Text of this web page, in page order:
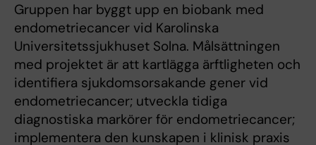
Gruppen har byggt upp en biobank med
endometriecancer vid Karolinska
Universitetssjukhuset Solna. Målsättningen
med projektet är att kartlägga ärftligheten och
identifiera sjukdomsorsakande gener vid
endometriecancer; utveckla tidiga
diagnostiska markörer för endometriecancer;
implementera den kunskapen i klinisk praxis